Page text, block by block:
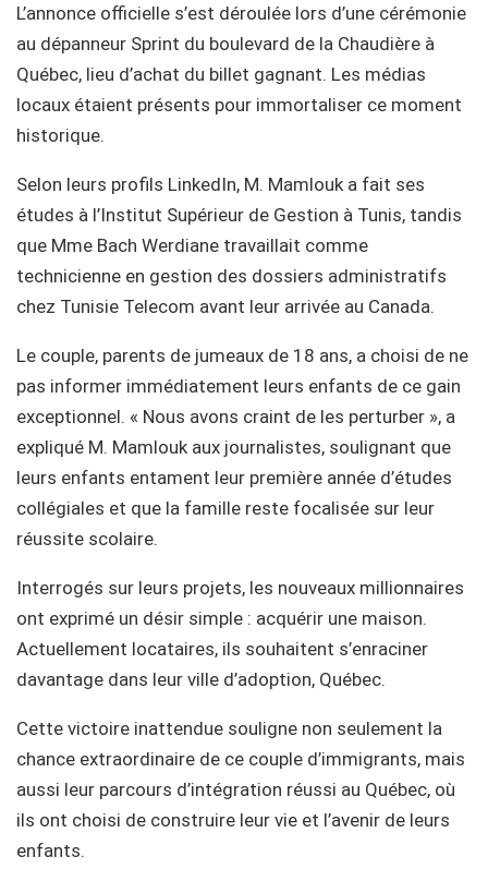
L’annonce officielle s’est déroulée lors d’une cérémonie
au dépanneur Sprint du boulevard de la Chaudière à
Québec, lieu d’achat du billet gagnant. Les médias
locaux étaient présents pour immortaliser ce moment
historique.
Selon leurs profils LinkedIn, M. Mamlouk a fait ses
études à l’Institut Supérieur de Gestion à Tunis, tandis
que Mme Bach Werdiane travaillait comme
technicienne en gestion des dossiers administratifs
chez Tunisie Telecom avant leur arrivée au Canada.
Le couple, parents de jumeaux de 18 ans, a choisi de ne
pas informer immédiatement leurs enfants de ce gain
exceptionnel. « Nous avons craint de les perturber », a
expliqué M. Mamlouk aux journalistes, soulignant que
leurs enfants entament leur première année d’études
collégiales et que la famille reste focalisée sur leur
réussite scolaire.
Interrogés sur leurs projets, les nouveaux millionnaires
ont exprimé un désir simple : acquérir une maison.
Actuellement locataires, ils souhaitent s’enraciner
davantage dans leur ville d’adoption, Québec.
Cette victoire inattendue souligne non seulement la
chance extraordinaire de ce couple d’immigrants, mais
aussi leur parcours d’intégration réussi au Québec, où
ils ont choisi de construire leur vie et l’avenir de leurs
enfants.